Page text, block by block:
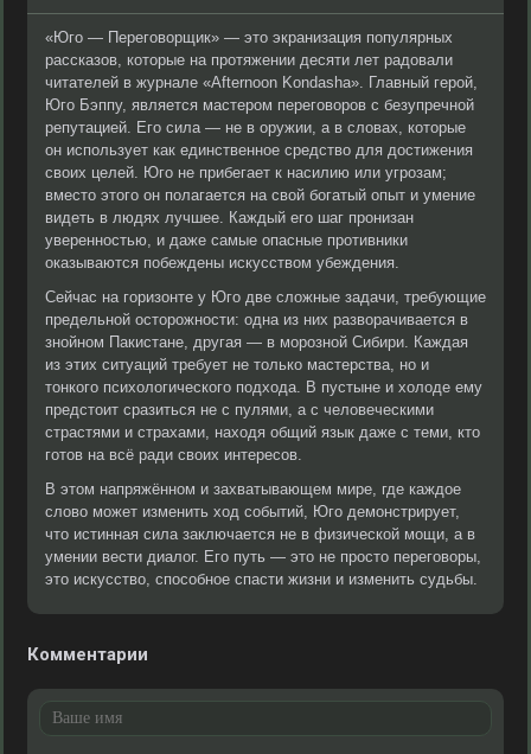
«Юго — Переговорщик» — это экранизация популярных
рассказов, которые на протяжении десяти лет радовали
читателей в журнале «Afternoon Kondasha». Главный герой,
Юго Бэппу, является мастером переговоров с безупречной
репутацией. Его сила — не в оружии, а в словах, которые
он использует как единственное средство для достижения
своих целей. Юго не прибегает к насилию или угрозам;
вместо этого он полагается на свой богатый опыт и умение
видеть в людях лучшее. Каждый его шаг пронизан
уверенностью, и даже самые опасные противники
оказываются побеждены искусством убеждения.
Сейчас на горизонте у Юго две сложные задачи, требующие
предельной осторожности: одна из них разворачивается в
знойном Пакистане, другая — в морозной Сибири. Каждая
из этих ситуаций требует не только мастерства, но и
тонкого психологического подхода. В пустыне и холоде ему
предстоит сразиться не с пулями, а с человеческими
страстями и страхами, находя общий язык даже с теми, кто
готов на всё ради своих интересов.
В этом напряжённом и захватывающем мире, где каждое
слово может изменить ход событий, Юго демонстрирует,
что истинная сила заключается не в физической мощи, а в
умении вести диалог. Его путь — это не просто переговоры,
это искусство, способное спасти жизни и изменить судьбы.
Комментарии